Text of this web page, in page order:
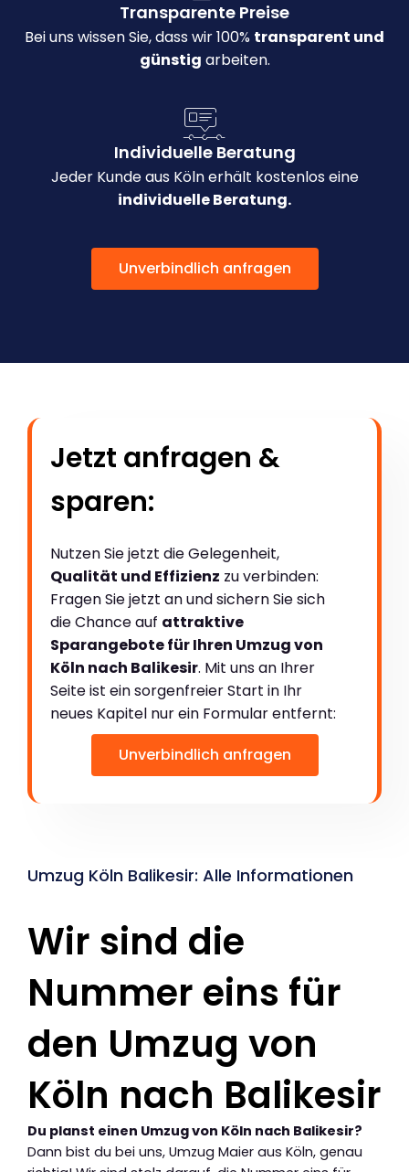
Transparente Preise
Bei uns wissen Sie, dass wir 100% transparent und
günstig arbeiten.
Individuelle Beratung
Jeder Kunde aus Köln erhält kostenlos eine
individuelle Beratung.
Unverbindlich anfragen
Jetzt anfragen &
sparen:
Nutzen Sie jetzt die Gelegenheit,
Qualität und Effizienz zu verbinden:
Fragen Sie jetzt an und sichern Sie sich
die Chance auf attraktive
Sparangebote für Ihren Umzug von
Köln nach Balikesir. Mit uns an Ihrer
Seite ist ein sorgenfreier Start in Ihr
neues Kapitel nur ein Formular entfernt:
Unverbindlich anfragen
Umzug Köln Balikesir: Alle Informationen
Wir sind die
Nummer eins für
den Umzug von
Köln nach Balikesir
Du planst einen Umzug von Köln nach Balikesir?
Dann bist du bei uns, Umzug Maier aus Köln, genau